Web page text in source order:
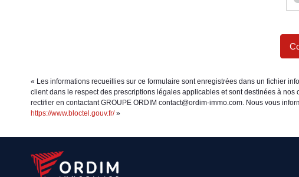
« Les informations recueillies sur ce formulaire sont enregistrées dans un fichier
client dans le respect des prescriptions légales applicables et sont destinées à
rectifier en contactant GROUPE ORDIM contact@ordim-immo.com. Nous vous
https://www.bloctel.gouv.fr/»